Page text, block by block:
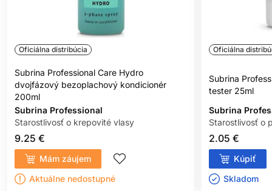
Oficiálna distribúcia
Subrina Professional Care Hydro
dvojfázový bezoplachový kondicionér
200ml
Subrina Professional
Starostlivosť o krepovité vlasy
9.25 €
Mám záujem
Aktuálne nedostupné
Oficiálna
Subrina
tester 25ml
Subrina
Starostlivosť o
2.05 €
Kúpiť
Skladom ㅤ